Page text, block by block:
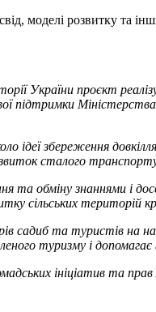
моделі розвитку та
України проєкт
підтримки
ідеї збереження
сталого
та обміну знаннями і
сільських територій
садиб та туристів
туризму і
ініціатив та